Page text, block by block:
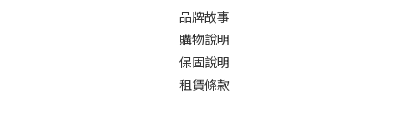
品牌故事
購物說明
保固說明
租賃條款